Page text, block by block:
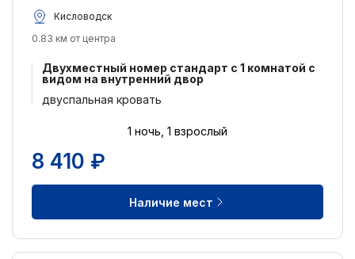
Кисловодск
0.83 км от центра
Двухместный номер стандарт c 1 комнатой с
видом на внутренний двор
двуспальная кровать
1 ночь, 1 взрослый
8 410 ₽
Наличие мест